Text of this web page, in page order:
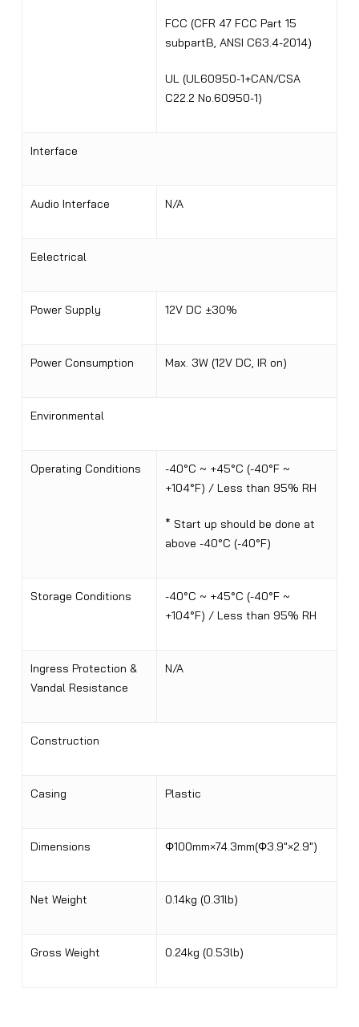
FCC (CFR 47 FCC Part 15
subpartB, ANSI C63.4-2014)
UL (UL60950-1+CAN/CSA
C22.2 No.60950-1)
Interface
Audio Interface N/A
Eelectrical
Power Supply 12V DC ±30%
Power Consumption Max. 3W (12V DC, IR on)
Environmental
Operating Conditions
-40°C ~ +45°C (-40°F ~
+104°F) / Less than 95% RH
* Start up should be done at
above -40°C (-40°F)
Storage Conditions
-40°C ~ +45°C (-40°F ~
+104°F) / Less than 95% RH
Ingress Protection &
Vandal Resistance
N/A
Construction
Casing Plastic
Dimensions Φ100mm×74.3mm(Φ3.9″×2.9″)
Net Weight 0.14kg (0.31lb)
Gross Weight 0.24kg (0.53lb)